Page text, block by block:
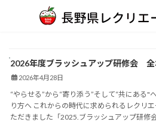
2026年度ブラッシュアップ研修会
2026年4月28日
“やらせる”から“寄り添う”そして“共にある"
り方へ これからの時代に求められるレクリ
ただきました「2025.ブラッシュアップ研修